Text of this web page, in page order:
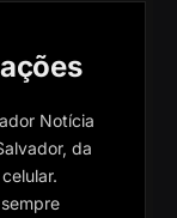
Notícia
da